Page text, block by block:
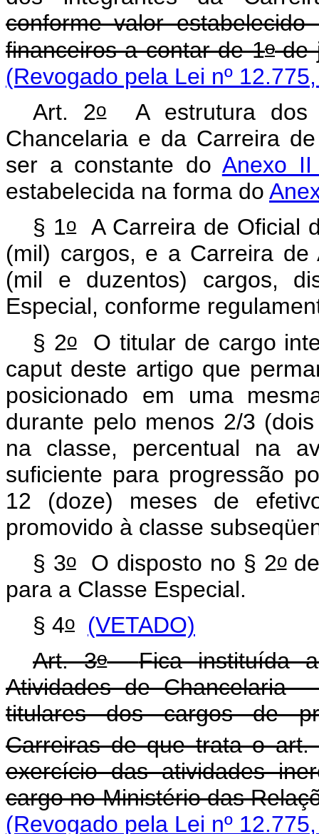
conforme valor
financeiros a contar de 1ode
(Revogado pela Lei nº
Art. 2oA estrutura dos
Chancelaria e da Carreira
ser a constante do Anexo
estabelecida na forma do
§ 1oA Carreira de Oficial
(mil) cargos, e a Carreira de
(mil e duzentos) cargos,
Especial, conforme
§ 2oO titular de cargo
caput deste artigo que
posicionado em uma
durante pelo menos 2/3
na classe, percentual na
suficiente para progressão
12 (doze) meses de
promovido à classe
§ 3oO disposto no § 2o
para a Classe Especial.
§ 4o
(VETADO)
Art. 3o
Fica instituída
Atividades de Chancelaria
titulares dos cargos de
Carreiras de que trata o art.
exercício das atividades
cargo no Ministério das
(Revogado pela Lei nº